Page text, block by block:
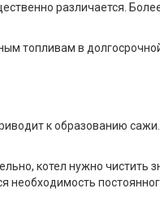
различается.
топливам в
к образованию
котел нужно чистить